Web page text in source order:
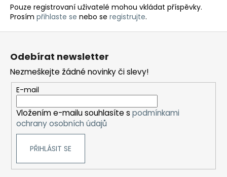
Pouze registrovaní uživatelé mohou vkládat příspěvky.
Prosím přihlaste se nebo se registrujte.
Odebírat newsletter
Nezmeškejte žádné novinky či slevy!
E-mail
Vložením e-mailu souhlasíte s podmínkami
ochrany osobních údajů
PŘIHLÁSIT SE